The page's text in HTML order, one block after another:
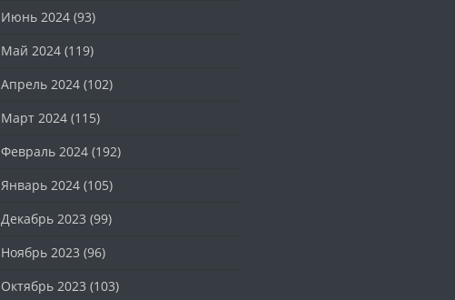
Июнь 2024(93)
Май 2024(119)
Апрель 2024(102)
Март 2024(115)
Февраль 2024(192)
Январь 2024(105)
Декабрь 2023 (99)
Ноябрь 2023 (96)
Октябрь 2023 (103)